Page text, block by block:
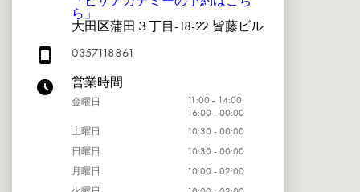
ら」
大田区蒲田３丁目-18-22 皆藤ビル
0357118861
営業時間
金曜日
11:00 - 14:00
16:00 - 00:00
土曜日
10:30 - 00:00
日曜日
10:30 - 00:00
月曜日
10:00 - 02:00